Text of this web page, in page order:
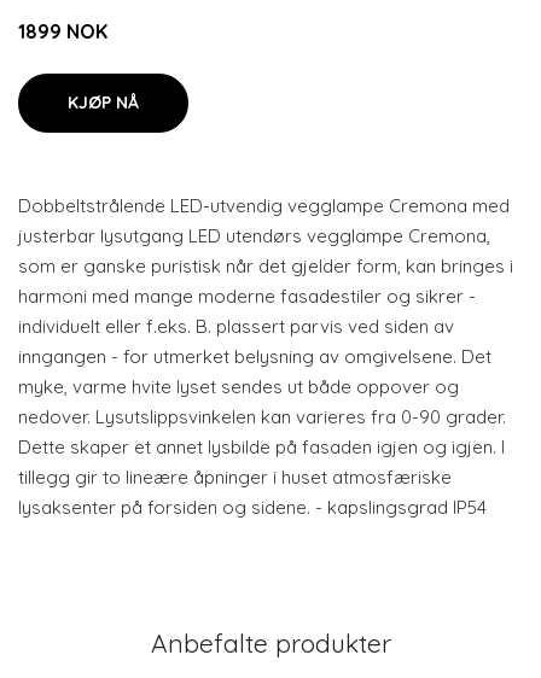
1899 NOK
KJØP NÅ
Dobbeltstrålende LED-utvendig vegglampe Cremona med
justerbar lysutgang LED utendørs vegglampe Cremona,
som er ganske puristisk når det gjelder form, kan bringes i
harmoni med mange moderne fasadestiler og sikrer -
individuelt eller f.eks. B. plassert parvis ved siden av
inngangen - for utmerket belysning av omgivelsene. Det
myke, varme hvite lyset sendes ut både oppover og
nedover. Lysutslippsvinkelen kan varieres fra 0-90 grader.
Dette skaper et annet lysbilde på fasaden igjen og igjen. I
tillegg gir to lineære åpninger i huset atmosfæriske
lysaksenter på forsiden og sidene. - kapslingsgrad IP54
Anbefalte produkter